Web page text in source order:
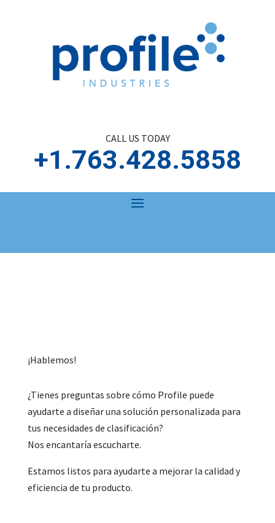
CALL US TODAY
+1.763.428.5858
¡Hablemos!
¿Tienes preguntas sobre cómo Profile puede
ayudarte a diseñar una solución personalizada para
tus necesidades de clasificación?
Nos encantaría escucharte.
Estamos listos para ayudarte a mejorar la calidad y
eficiencia de tu producto.